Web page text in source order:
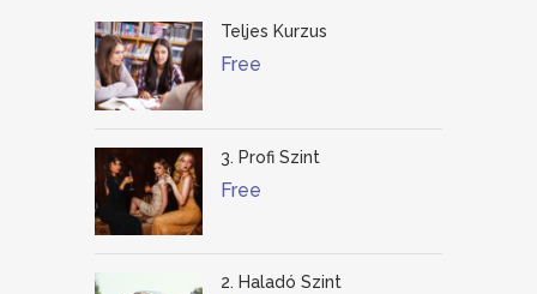
Teljes Kurzus
Free
3. Profi Szint
Free
2. Haladó Szint